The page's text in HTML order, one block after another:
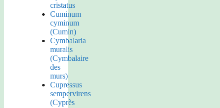
cristatus
Cuminum
cyminum
(Cumin)
Cymbalaria
muralis
(Cymbalaire
des
murs)
Cupressus
sempervirens
(Cyprès